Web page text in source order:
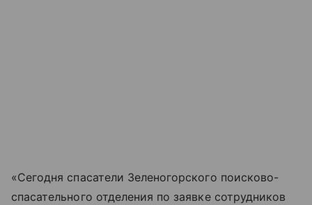
«Сегодня спасатели Зеленогорского поисково-
спасательного отделения по заявке сотрудников